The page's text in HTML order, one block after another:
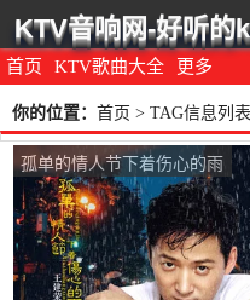
首页 KTV歌曲大全 更多
KTV音响网-好听的
你的位置： 首页 > TAG信息列
孤单的情人节下着伤心的雨
在线听(原唱是王建荣)，寒
心演唱点播:48次